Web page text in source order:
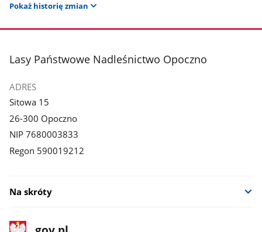
Pokaż historię zmian
stopka
Lasy Państwowe Nadleśnictwo Opoczno
ADRES
Sitowa 15
26-300 Opoczno
NIP 7680003833
Regon 590019212
Na skróty
stopkaStrona